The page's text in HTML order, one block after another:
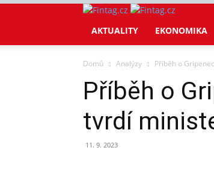
AKTUALITY EKONOMIKA
Domů Analýzy Příběh o
Příběh o
tvrdí
11. 9. 2023